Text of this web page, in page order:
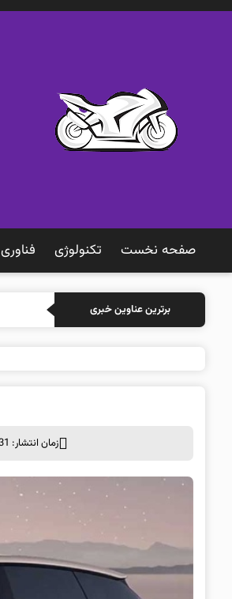
صفحه نخست تکنولوژی فناوری
برترین عناوین خبری
زمان انتشار: 31 آگوست 2025 ساعت 13:06